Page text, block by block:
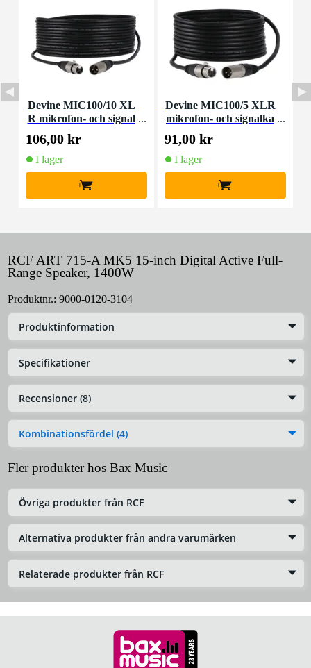
Devine MIC100/10 XL
R mikrofon- och signal
kabel 10 meter
106,00 kr
I lager
+
Devine MIC100/5 XLR
mikrofon- och signalka
bel 5 meter
91,00 kr
I lager
+
RCF ART 715-A MK5 15-inch Digital Active Full-
Range Speaker, 1400W
Produktnr.: 9000-0120-3104
Produktinformation
Specifikationer
Recensioner (8)
Kombinationsfördel (4)
Fler produkter hos Bax Music
Övriga produkter från RCF
Alternativa produkter från andra varumärken
Relaterade produkter från RCF